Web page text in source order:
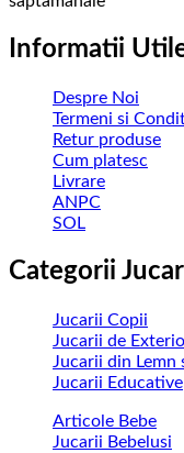
Informatii
Despre Noi
Termeni si
Retur produse
Cum platesc
Livrare
ANPC
SOL
Categorii
Jucarii Copii
Jucarii de
Jucarii din Lemn
Jucarii Educative
Articole Bebe
Jucarii Bebelusi